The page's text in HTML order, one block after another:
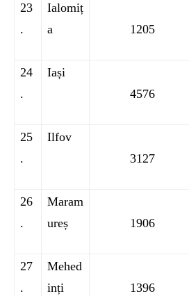
23
.
Ialomiț
a
1205
24
.
Iași
4576
25
.
Ilfov
3127
26
.
Maram
ureș
1906
27
.
Mehed
inți
1396